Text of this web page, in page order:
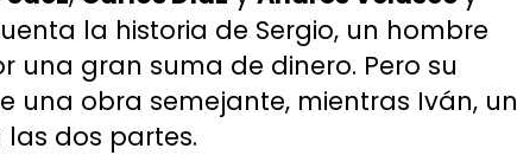
la historia de Sergio, un hombre
gran suma de dinero. Pero su
una obra semejante, mientras Iván, un
dos partes.